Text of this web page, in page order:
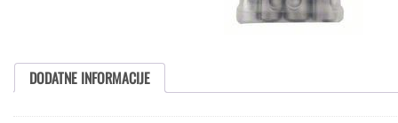
DODATNE INFORMACIJE